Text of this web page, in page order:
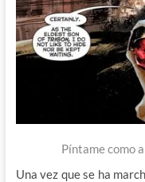
Píntame como
Una vez que se ha